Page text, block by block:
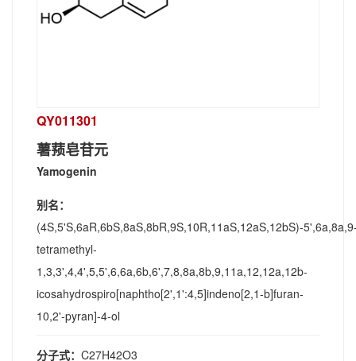
QY011301
薯蓣皂苷元
Yamogenin
别名：
(4S,5'S,6aR,6bS,8aS,8bR,9S,10R,11aS,12aS,12bS)-
tetramethyl-
1,3,3',4,4',5,5',6,6a,6b,6',7,8,8a,8b,9,11a,12,12a,12b-
icosahydrospiro[naphtho[2',1':4,5]indeno[2,1-b]furan-
10,2'-pyran]-4-ol
分子式： C27H42O3